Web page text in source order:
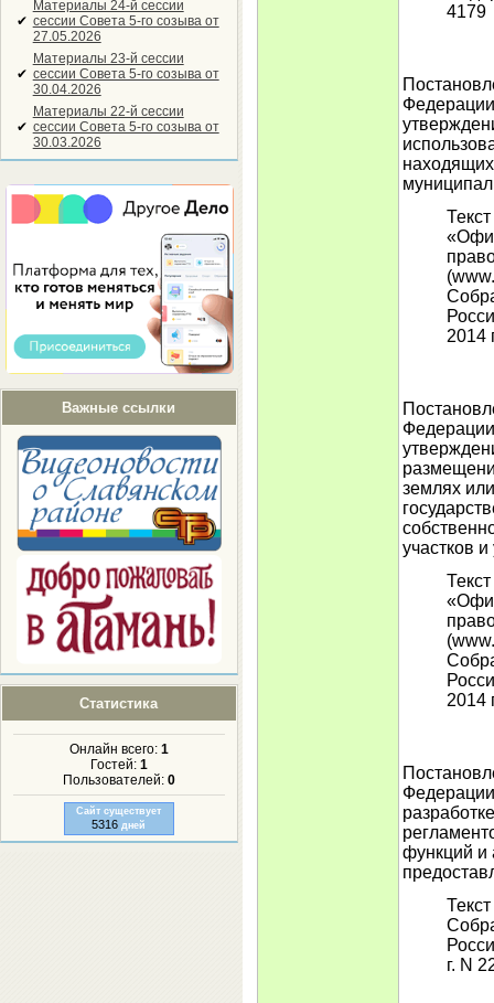
✔
Материалы 24-й сессии
сессии Совета 5-го созыва от
27.05.2026
✔
Материалы 23-й сессии
сессии Совета 5-го созыва от
30.04.2026
✔
Материалы 22-й сессии
сессии Совета 5-го созыва от
30.03.2026
Важные ссылки
Статистика
Онлайн всего: 1
Гостей: 1
Пользователей: 0
Сайт существует
5316 дней
4179
2014
землях
участков
2014
функций и
г. N